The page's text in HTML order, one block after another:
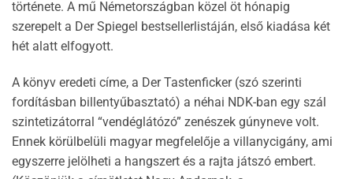
története. A mű Németországban közel öt hónapig
szerepelt a Der Spiegel bestsellerlistáján, első kiadása két
hét alatt elfogyott.
A könyv eredeti címe, a Der Tastenficker (szó szerinti
fordításban billentyűbasztató) a néhai NDK-ban egy szál
szintetizátorral “vendéglátózó” zenészek gúnyneve volt.
Ennek körülbelüli magyar megfelelője a villanycigány, ami
egyszerre jelölheti a hangszert és a rajta játszó embert.